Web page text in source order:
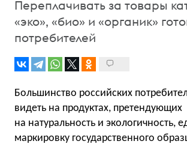
Переплачивать за товары
«эко», «био» и «органик»
потребителей
Большинство российских
видеть на продуктах, претендующих
на натуральность и экологичность,
маркировку государственного